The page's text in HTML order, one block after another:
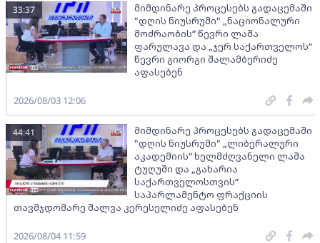
მიმდინარე პროცესებს გადაცემაში
"დღის ნიუსრუმი" „ნაციონალური
მოძრაობის“ წევრი ლაშა
ფარულავა და „ჯერ საქართველოს“
წევრი გიორგი შალამბერიძე
აფასებენ
33:37
2026/08/03 12:06
მიმდინარე პროცესებს გადაცემაში
"დღის ნიუსრუმი" „ლიბერალური
აკადემიის“ ხელმძღვანელი ლაშა
ტუღუში და „გახარია
საქართველოსთვის“
საპარლამენტო ფრაქციის
თავმჯდომარე შალვა კერესელიძე აფასებენ
44:41
2026/08/04 11:59